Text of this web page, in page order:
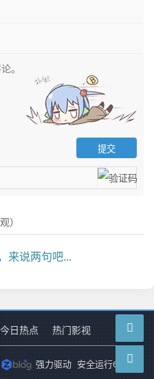
）
来说两句吧...
今日热点 热门影视
强力驱动 安全运行6572天